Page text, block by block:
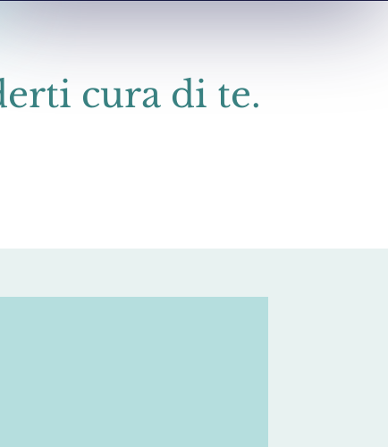
cura di te.